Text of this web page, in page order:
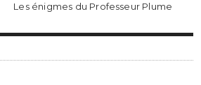
Les énigmes du Professeur Plume